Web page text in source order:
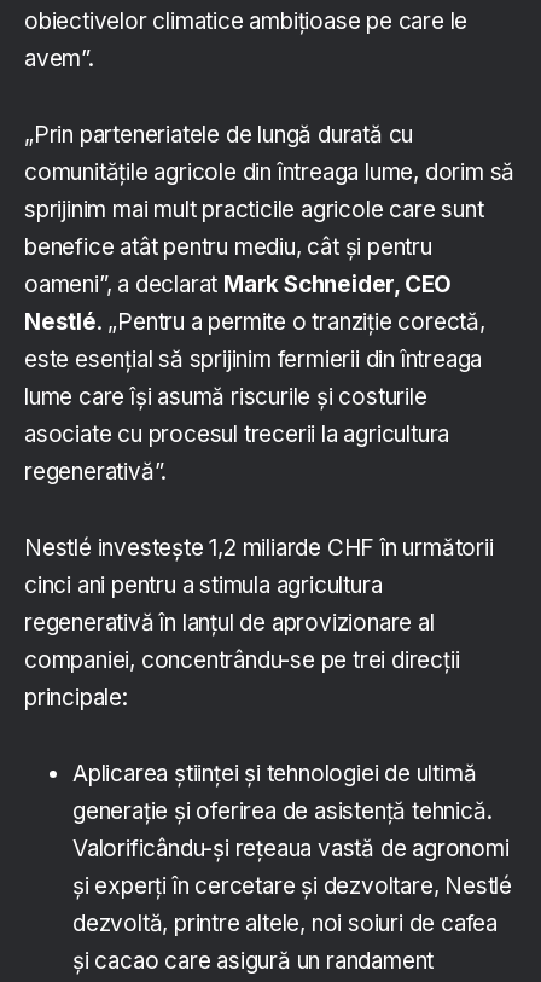
obiectivelor climatice ambițioase pe care le
avem”.
„Prin parteneriatele de lungă durată cu
comunitățile agricole din întreaga lume, dorim să
sprijinim mai mult practicile agricole care sunt
benefice atât pentru mediu, cât și pentru
oameni”, a declarat Mark Schneider, CEO
Nestlé. „Pentru a permite o tranziție corectă,
este esențial să sprijinim fermierii din întreaga
lume care își asumă riscurile și costurile
asociate cu procesul trecerii la agricultura
regenerativă”.
Nestlé investește 1,2 miliarde CHF în următorii
cinci ani pentru a stimula agricultura
regenerativă în lanțul de aprovizionare al
companiei, concentrându-se pe trei direcții
principale:
Aplicarea științei și tehnologiei de ultimă
generație și oferirea de asistență tehnică.
Valorificându-și rețeaua vastă de agronomi
și experți în cercetare și dezvoltare, Nestlé
dezvoltă, printre altele, noi soiuri de cafea
și cacao care asigură un randament